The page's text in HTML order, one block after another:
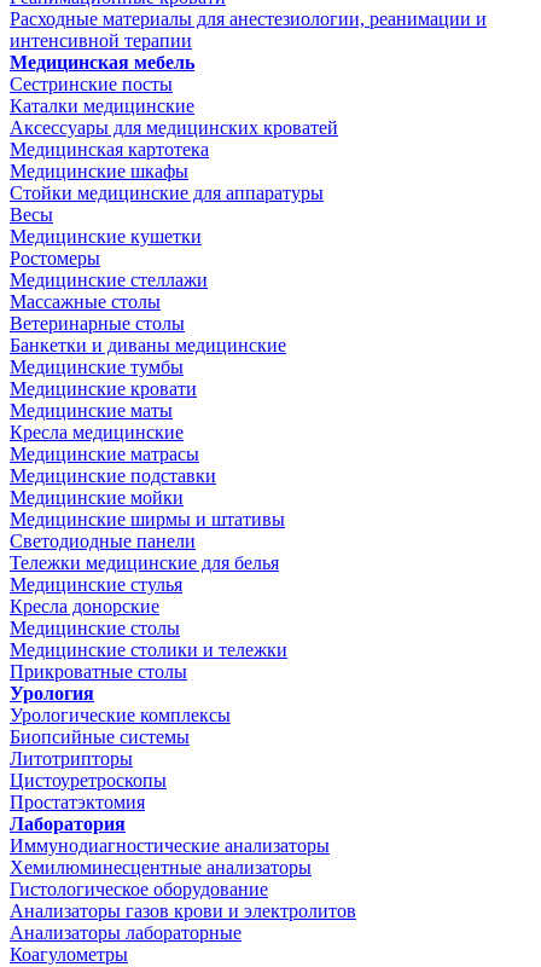
Расходные материалы для анестезиологии, реанимации и
интенсивной терапии
Медицинская мебель
Сестринские посты
Каталки медицинские
Аксессуары для медицинских кроватей
Медицинская картотека
Медицинские шкафы
Стойки медицинские для аппаратуры
Весы
Медицинские кушетки
Ростомеры
Медицинские стеллажи
Массажные столы
Ветеринарные столы
Банкетки и диваны медицинские
Медицинские тумбы
Медицинские кровати
Медицинские маты
Кресла медицинские
Медицинские матрасы
Медицинские подставки
Медицинские мойки
Медицинские ширмы и штативы
Светодиодные панели
Тележки медицинские для белья
Медицинские стулья
Кресла донорские
Медицинские столы
Медицинские столики и тележки
Прикроватные столы
Урология
Урологические комплексы
Биопсийные системы
Литотрипторы
Цистоуретроскопы
Простатэктомия
Лаборатория
Иммунодиагностические анализаторы
Хемилюминесцентные анализаторы
Гистологическое оборудование
Анализаторы газов крови и электролитов
Анализаторы лабораторные
Коагулометры